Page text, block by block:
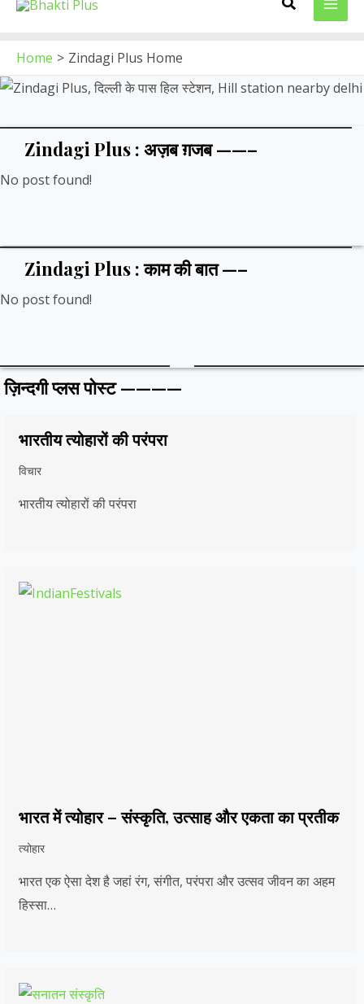
Home Zindagi Plus Home
Zindagi Plus : अज़ब ग़जब ——–
No post found!
Zindagi Plus : काम की बात —–
No post found!
ज़िन्दगी प्लस पोस्ट ————
भारतीय त्योहारों की परंपरा
विचार
भारतीय त्योहारों की परंपरा
भारत में त्योहार – संस्कृति, उत्साह और एकता का प्रतीक
त्योहार
भारत एक ऐसा देश है जहां रंग, संगीत, परंपरा और उत्सव जीवन का अहम
हिस्सा…